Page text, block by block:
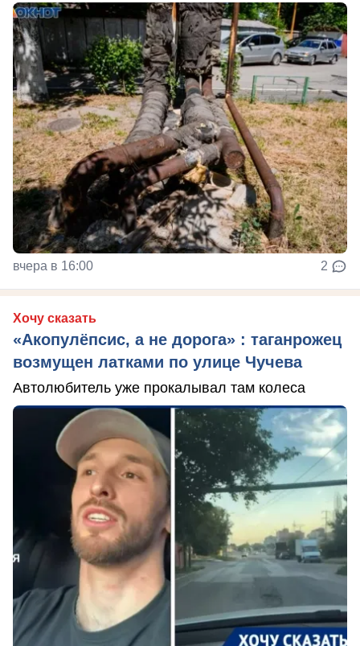
вчера в 16:00 2
Хочу сказать
«Акопулёпсис, а не дорога» : таганрожец
возмущен латками по улице Чучева
Автолюбитель уже прокалывал там колеса